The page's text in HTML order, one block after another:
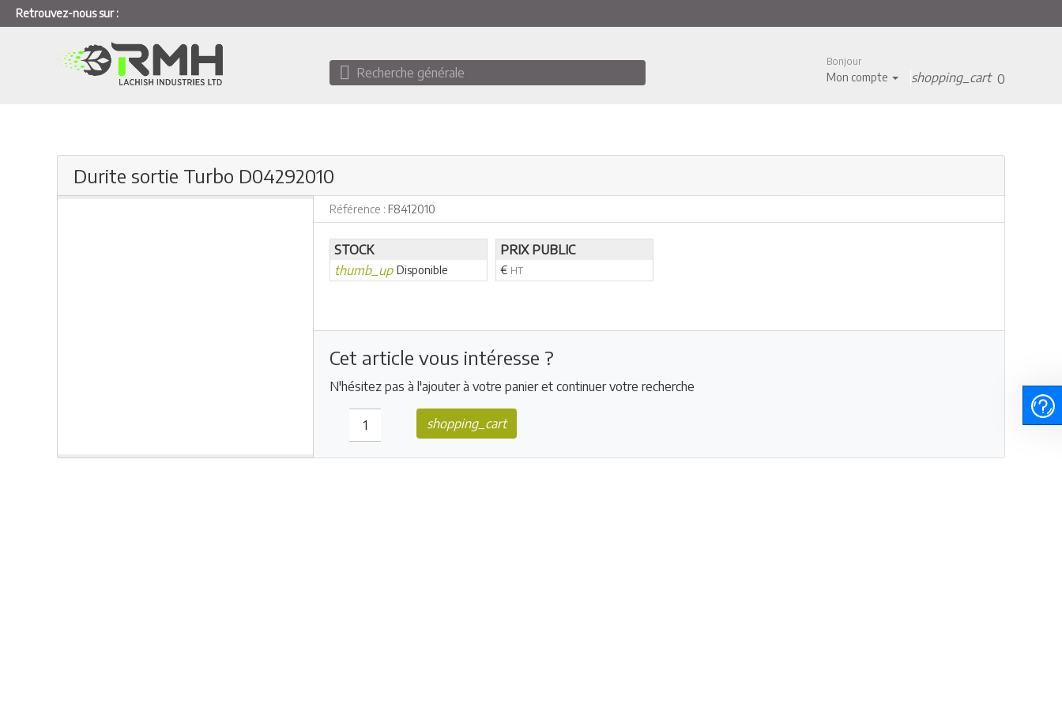
Retrouvez-nous sur :
Recherche générale
Bonjour
Mon compte shopping_cart 0
Durite sortie Turbo D04292010
Référence : F8412010
STOCK
thumb_up Disponible
PRIX PUBLIC
€ HT
Cet article vous intéresse ?
N'hésitez pas à l'ajouter à votre panier et continuer votre recherche
shopping_cart